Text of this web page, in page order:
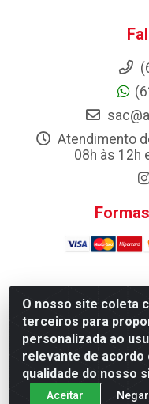
O nosso site coleta
terceiros para
personalizada ao
relevante de acordo
qualidade do nosso
Aceitar
Atendimento
08h às 12h
Atacadao da
Distribuicao LTDA -
Industrial
CNPJ